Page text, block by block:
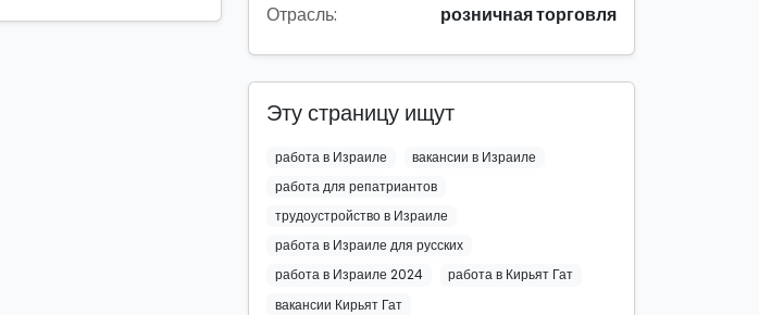
Отрасль:
розничная торговля
Эту страницу ищут
работа в Израиле
вакансии в Израиле
работа для репатриантов
трудоустройство в Израиле
работа в Израиле для русских
работа в Израиле 2024
работа в Кирьят Гат
вакансии Кирьят Гат